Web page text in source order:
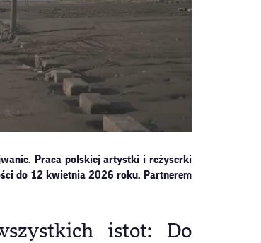
Praca polskiej artystki i reżyserki
do 12 kwietnia 2026 roku. Partnerem
istot: Do